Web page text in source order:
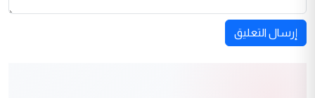
إرسال التعليق